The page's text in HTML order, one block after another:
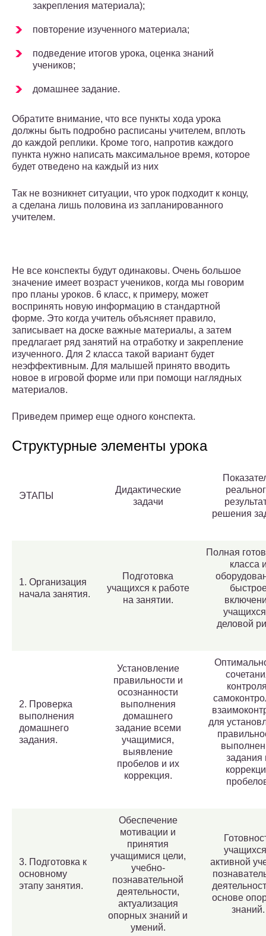
закрепления материала);
повторение изученного материала;
подведение итогов урока, оценка знаний
учеников;
домашнее задание.
Обратите внимание, что все пункты хода урока
должны быть подробно расписаны учителем, вплоть
до каждой реплики. Кроме того, напротив каждого
пункта нужно написать максимальное время, которое
будет отведено на каждый из них
Так не возникнет ситуации, что урок подходит к концу,
а сделана лишь половина из запланированного
учителем.
Не все конспекты будут одинаковы. Очень большое
значение имеет возраст учеников, когда мы говорим
про планы уроков. 6 класс, к примеру, может
воспринять новую информацию в стандартной
форме. Это когда учитель объясняет правило,
записывает на доске важные материалы, а затем
предлагает ряд занятий на отработку и закрепление
изученного. Для 2 класса такой вариант будет
неэффективным. Для малышей принято вводить
новое в игровой форме или при помощи наглядных
материалов.
Приведем пример еще одного конспекта.
Структурные элементы урока
ЭТАПЫ
Дидактические
задачи
решения
1. Организация
начала занятия.
Подготовка
учащихся к работе
на занятии.
Полная
класса
деловой
2. Проверка
выполнения
домашнего
задания.
Установление
правильности и
осознанности
выполнения
домашнего
задание всеми
учащимися,
выявление
пробелов и их
коррекция.
для
задания
3. Подготовка к
основному
этапу занятия.
Обеспечение
мотивации и
принятия
учащимися цели,
учебно-
познавательной
деятельности,
актуализация
опорных знаний и
умений.
активной
основе
знаний.